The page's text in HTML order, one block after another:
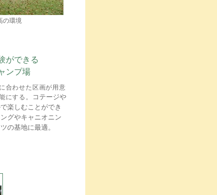
の環境
ができる
ンプ場
合わせた区画が用意
にする。
コテージや
楽しむことができ
グやキャニオニン
の基地に最適。